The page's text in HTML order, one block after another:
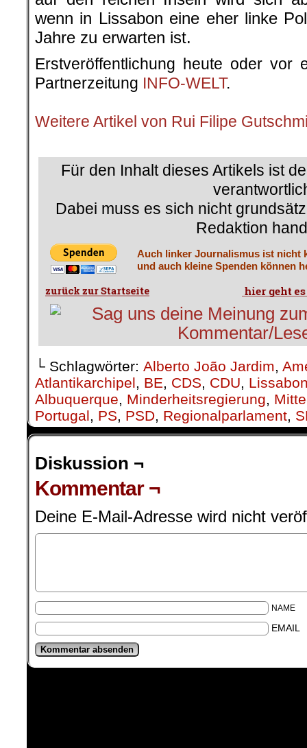
wenn in Lissabon eine eher linke
Jahre zu erwarten ist.
Erstveröffentlichung heute oder vor
Partnerzeitung INFO-WELT.
Weitere Artikel von Rui Filipe
Für den Inhalt dieses Artikels ist
Dabei muss es sich nicht
Redaktion
Auch linker Journalismus ist nicht
und auch kleine Spenden können
└ Schlagwörter: Alberto João Jardim,
Atlantikarchipel, BE, CDS, CDU,
Albuquerque, Minderheitsregierung,
Portugal, PS, PSD, Regionalparlament,
Diskussion ¬
Kommentar ¬
Deine E-Mail-Adresse wird nicht
NAME
EMAIL